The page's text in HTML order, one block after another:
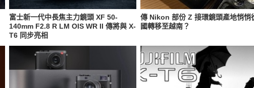
富士新一代中長焦主力鏡頭 XF 50-
140mm F2.8 R LM OIS WR II 傳將與 X-
T6 同步亮相
傳 Nikon 部份 Z 接環鏡頭產地悄悄
國轉移至越南？